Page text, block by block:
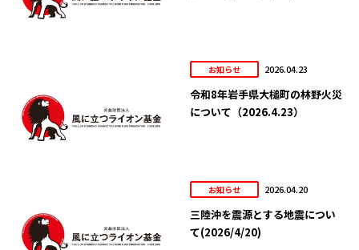
お知らせ 2026.04.23
令和8年岩手県大槌町の林野火災
について（2026.4.23）
お知らせ 2026.04.20
三陸沖を震源とする地震につい
て(2026/4/20)